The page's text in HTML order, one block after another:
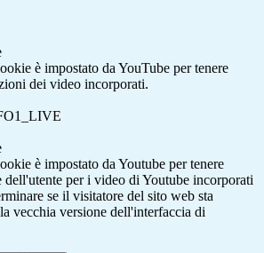
è impostato da YouTube per tenere
dei video incorporati.
è impostato da Youtube per tenere
dell'utente per i video di Youtube incorporati
se il visitatore del sito web sta
vecchia versione dell'interfaccia di